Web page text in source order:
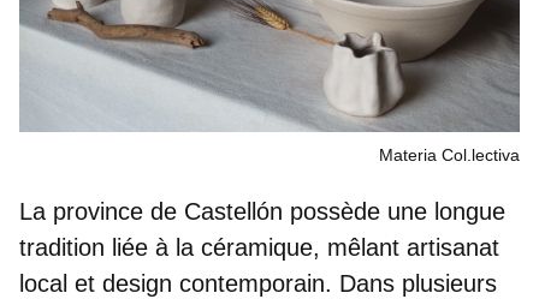
Materia Col.lectiva
La province de Castellón possède une longue
tradition liée à la céramique, mêlant artisanat
local et design contemporain. Dans plusieurs